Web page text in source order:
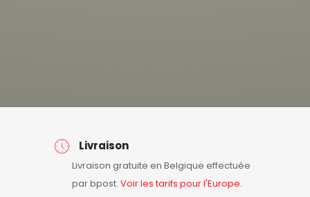
Livraison
Livraison gratuite en Belgique effectuée
par bpost. Voir les tarifs pour l'Europe.